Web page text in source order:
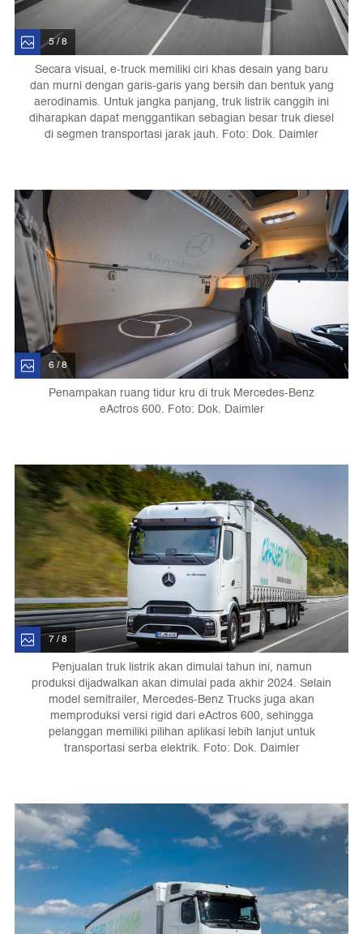
5 / 8
Secara visual, e-truck memiliki ciri khas desain yang baru
dan murni dengan garis-garis yang bersih dan bentuk yang
aerodinamis. Untuk jangka panjang, truk listrik canggih ini
diharapkan dapat menggantikan sebagian besar truk diesel
di segmen transportasi jarak jauh. Foto: Dok. Daimler
6 / 8
Penampakan ruang tidur kru di truk Mercedes-Benz
eActros 600. Foto: Dok. Daimler
7 / 8
Penjualan truk listrik akan dimulai tahun ini, namun
produksi dijadwalkan akan dimulai pada akhir 2024. Selain
model semitrailer, Mercedes-Benz Trucks juga akan
memproduksi versi rigid dari eActros 600, sehingga
pelanggan memiliki pilihan aplikasi lebih lanjut untuk
transportasi serba elektrik. Foto: Dok. Daimler